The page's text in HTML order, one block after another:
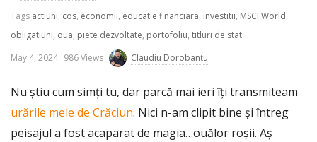
Tags actiuni, cos, economii, educatie financiara, investitii, MSCI World,
obligatiuni, oua, piete dezvoltate, portofoliu, titluri de stat
P
b
l
i
May 4, 2024 986 Views Claudiu Dorobanțu
Nu știu cum simți tu, dar parcă mai ieri îți transmiteam
urările mele de Crăciun. Nici n-am clipit bine și întreg
peisajul a fost acaparat de magia…ouălor roșii. Aș